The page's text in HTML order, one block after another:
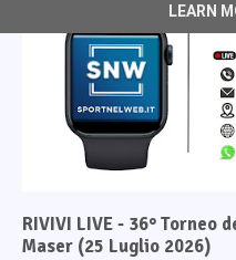
RIVIVI LIVE - 36° Torneo
Maser (25 Luglio 2026)
LEARN